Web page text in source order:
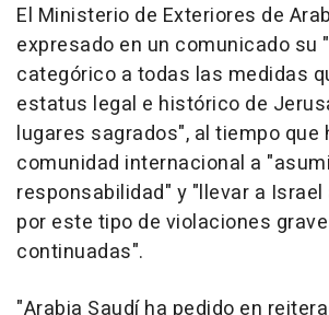
El Ministerio de Exteriores de
expresado en un comunicado su
categórico a todas las medidas
estatus legal e histórico de
lugares sagrados", al tiempo que
comunidad internacional a
responsabilidad" y "llevar a
por este tipo de violaciones
continuadas".